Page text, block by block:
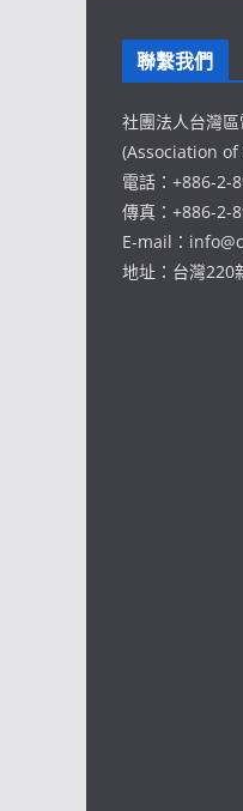
聯繫我們
社團法人台灣
(Association
電話：+886-2-
傳真：+886-2-
E-mail：
地址：台灣220